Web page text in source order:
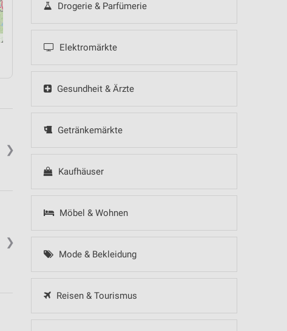
Drogerie & Parfümerie
Elektromärkte
Gesundheit & Ärzte
Getränkemärkte
Kaufhäuser
Möbel & Wohnen
Mode & Bekleidung
Reisen & Tourismus
❯
❯